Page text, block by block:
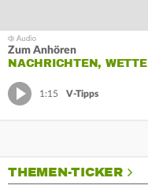
Zum Anhören
NACHRICHTEN,
1:15 V-Tipps
THEMEN-TICKER